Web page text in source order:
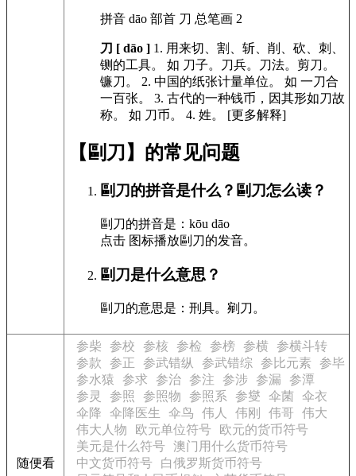
拼音 dāo 部首 刀 总笔画 2
刀 [ dāo ] 1. 用来切、割、斩、削、砍、刺、
铡的工具。 如 刀子。刀兵。刀法。剪刀。
镰刀。
2. 中国的纸张计量单位。 如 一刀合
一百张。
3. 古代的一种钱币，因其形如刀故
称。 如 刀币。 4. 姓。 [更多解释]
【剾刀】的常见问题
剾刀的拼音是什么？剾刀怎么读？
剾刀的拼音是：kōu dāo
点击 图标播放剾刀的发音。
剾刀是什么意思？
剾刀的意思是：刑具。剜刀。
随便看
参柴 参校 参核 参检 参榜 参横 参横斗转
参款
参正 参武错纵 参武错综 参比元素 参毕
参水猿
参求 参治 参注 参涉 参漏
参潭
参灵
参照 参照物 参照系 参燮 伞菌
伞衣
伞降
伞降医生 伞鸟 伟人 伟刚 伟哥
伟大
伟大人物
欧元单位符号
欧元的货币符号
美元是什么符号 澳门用什么货币符号
中文货币符号
白俄罗斯货币符号